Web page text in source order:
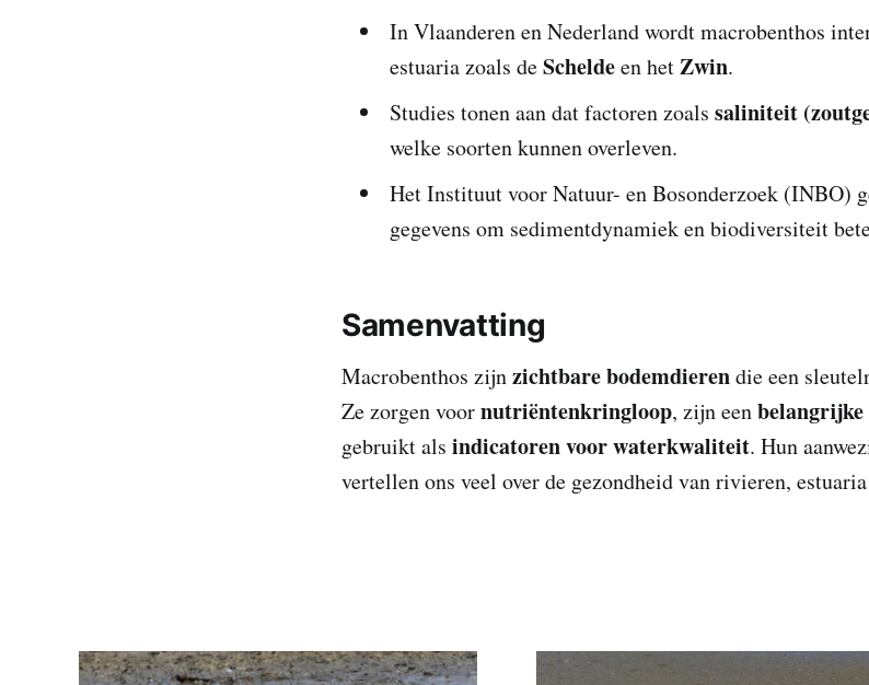
In Vlaanderen en Nederland wordt macrobenthos
estuaria zoals deScheldeen hetZwin.
Studies tonen aan dat factoren zoals saliniteit
welke soorten kunnen overleven.
Het Instituut voor Natuur- en Bosonderzoek (INBO)
gegevens om sedimentdynamiek en biodiversiteit
Samenvatting
Macrobenthos zijnzichtbare bodemdierendie een
Ze zorgen voornutriëntenkringloop, zijn eenbelangrijke
gebruikt als indicatoren voor waterkwaliteit. Hun
vertellen ons veel over de gezondheid van rivieren, estuaria